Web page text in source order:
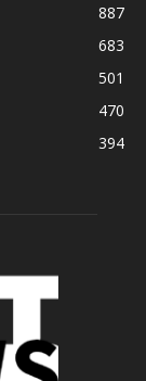
887
683
501
470
394